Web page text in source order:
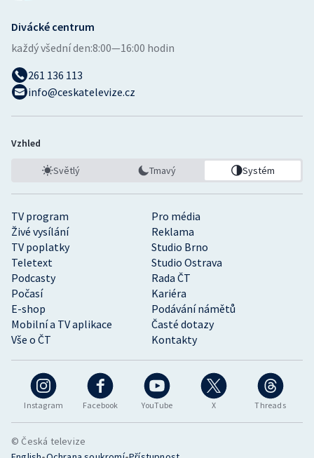
Rychlobruslení
Rychlostní kanoistika
Short track
Sportovní střelba
Veslování
Vodní slalom
Volejbal
Ostatní
Instagram Facebook YouTube X Threads
TV program
Pro média
Živé vysílání
Reklama
TV poplatky
Studio Brno
Teletext
Studio Ostrava
Podcasty
Rada ČT
Počasí
Kariéra
E-shop
Podávání námětů
Mobilní a TV aplikace
Časté dotazy
Vše o ČT
Kontakty
Divácké centrum
každý všední den:8:00—16:00 hodin
261 136 113
info@ceskatelevize.cz
Vzhled
Světlý Tmavý Systém
© Česká televize